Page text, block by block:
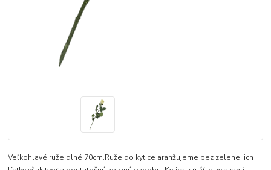
Veľkohlavé ruže dlhé 70cm.Ruže do kytice aranžujeme bez zelene, ich